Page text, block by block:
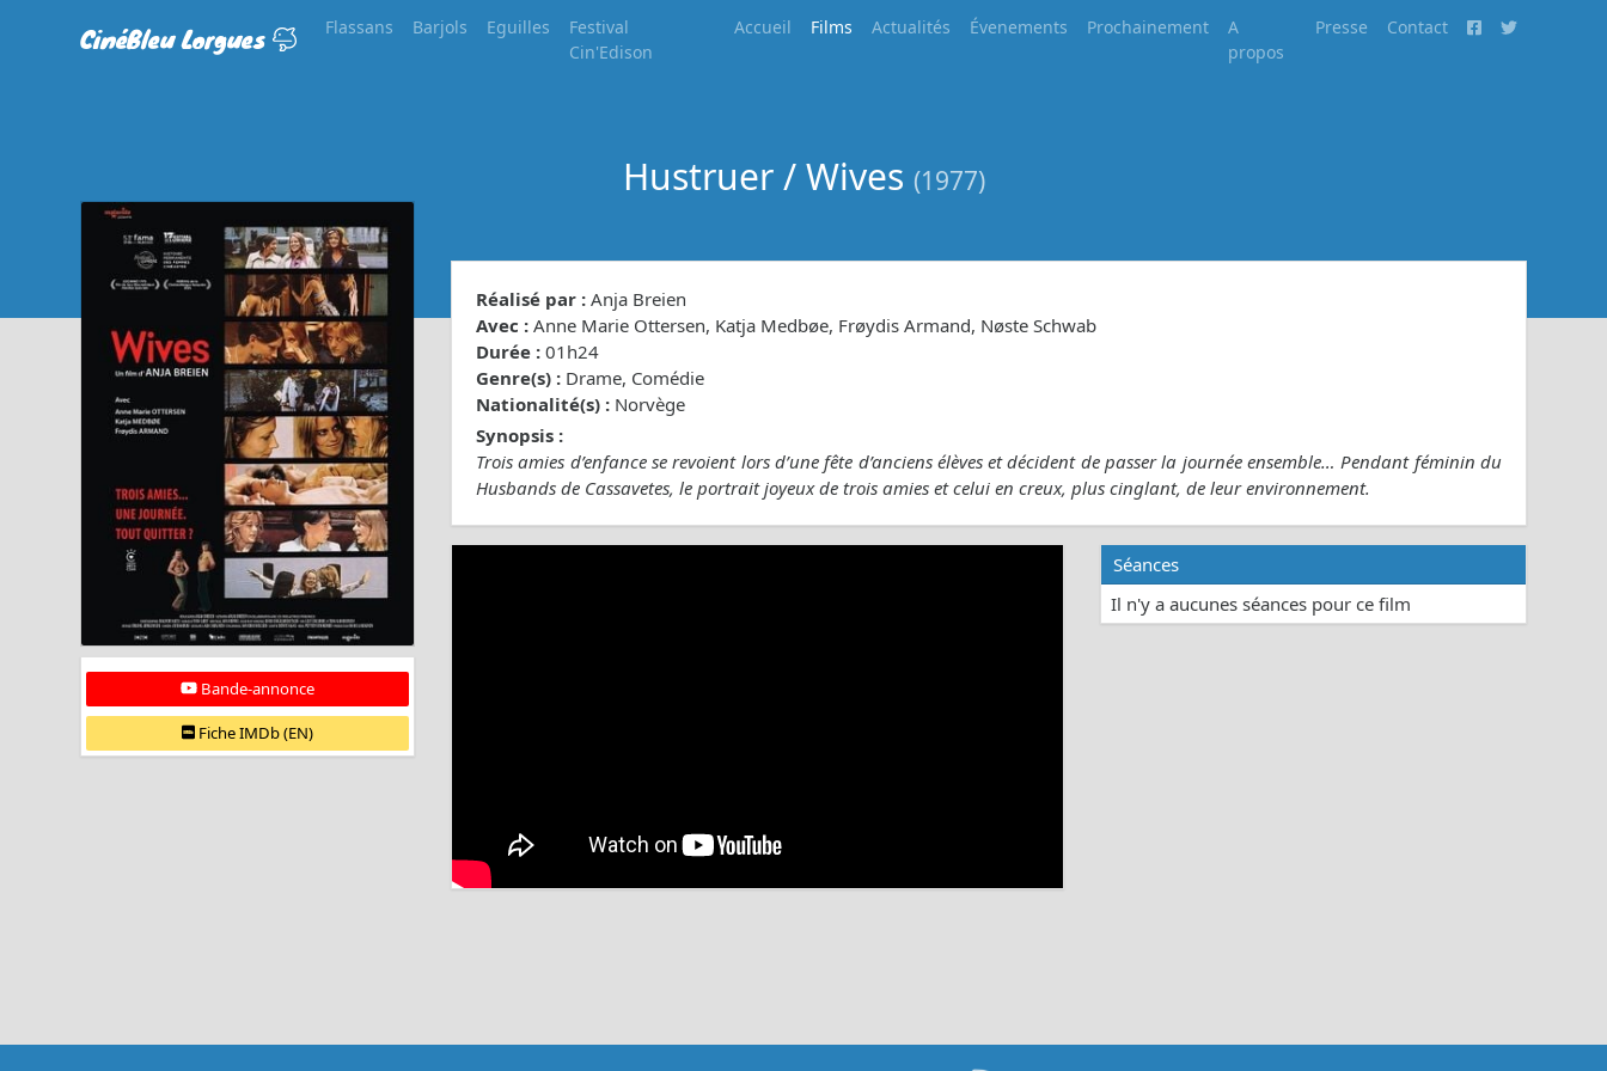
CinéBleu Lorgues Flassans Barjols Eguilles
Festival
Cin'Edison
Accueil Films Actualités Évenements Prochainement
A
propos
Presse Contact
Hustruer / Wives (1977)
Bande-annonce
Fiche IMDb (EN)
Réalisé par : Anja Breien
Avec : Anne Marie Ottersen, Katja Medbøe, Frøydis Armand, Nøste Schwab
Durée : 01h24
Genre(s) : Drame, Comédie
Nationalité(s) : Norvège
Synopsis :
Trois amies d’enfance se revoient lors d’une fête d’anciens élèves et décident de passer la journée ensemble… Pendant féminin du
Husbands de Cassavetes, le portrait joyeux de trois amies et celui en creux, plus cinglant, de leur environnement.
Séances
Il n'y a aucunes séances pour ce film